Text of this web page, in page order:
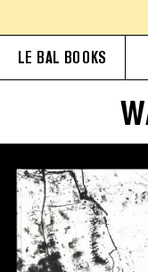
LE BAL BOOKS